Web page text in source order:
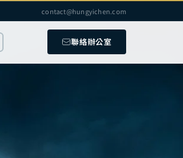
contact@hungyichen.com
聯絡辦公室